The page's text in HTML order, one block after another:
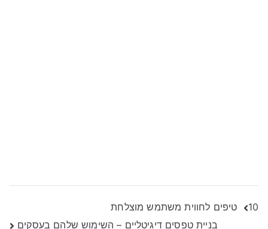
ניווט
10 טיפים לחווית משתמש מוצלחת
בניית טפסים דיגיטליים – השימוש שלהם בעסקים